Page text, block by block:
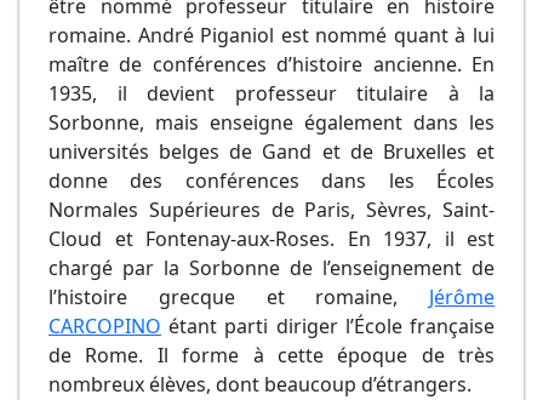
être nommé professeur titulaire en histoire
romaine. André Piganiol est nommé quant à lui
maître de conférences d’histoire ancienne. En
1935, il devient professeur titulaire à la
Sorbonne, mais enseigne également dans les
universités belges de Gand et de Bruxelles et
donne des conférences dans les Écoles
Normales Supérieures de Paris, Sèvres, Saint-
Cloud et Fontenay-aux-Roses. En 1937, il est
chargé par la Sorbonne de l’enseignement de
l’histoire grecque et romaine, Jérôme
CARCOPINO étant parti diriger l’École française
de Rome. Il forme à cette époque de très
nombreux élèves, dont beaucoup d’étrangers.